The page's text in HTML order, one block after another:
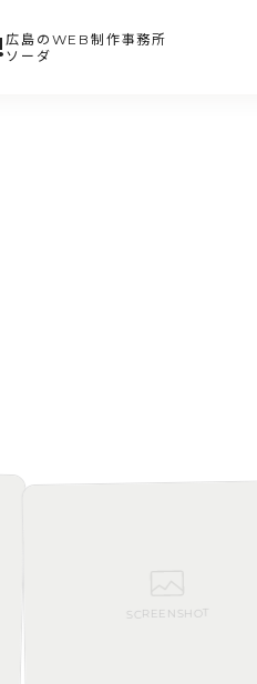
広島のWEB制作事務所
ソーダ
SCREENSHOT